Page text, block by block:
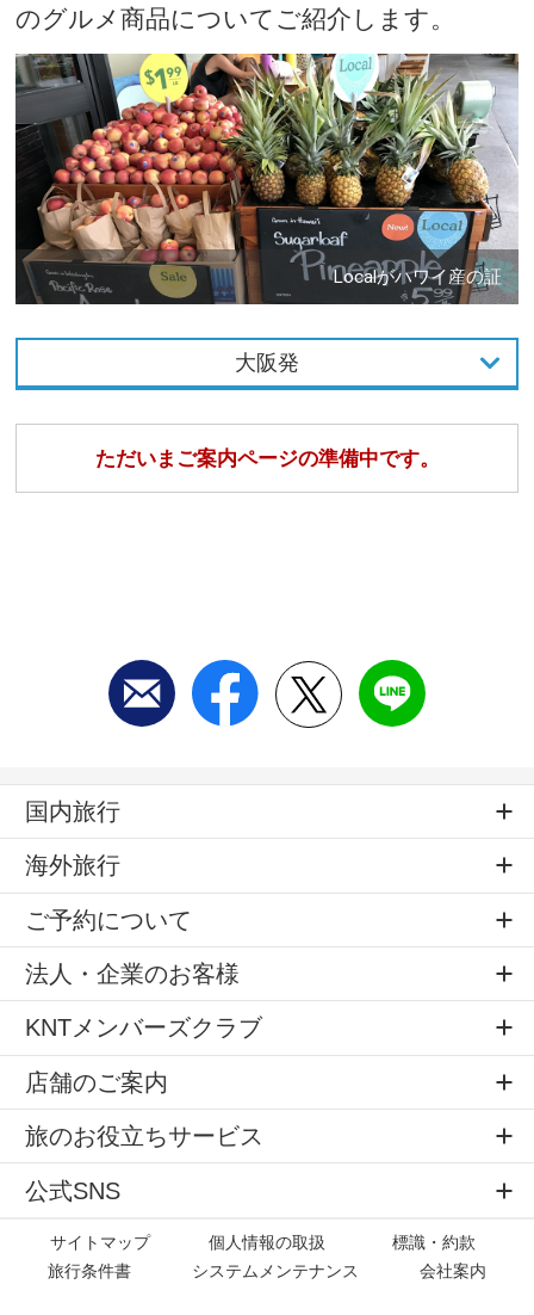
のグルメ商品についてご紹介します。
Localがハワイ産の証
大阪発
東京発
名古屋発
ただいまご案内ページの準備中です。
国内旅行
海外旅行
ご予約について
法人・企業のお客様
KNTメンバーズクラブ
店舗のご案内
旅のお役立ちサービス
公式SNS
サイトマップ 個人情報の取扱
標識・約款
旅行条件書
システムメンテナンス 会社案内